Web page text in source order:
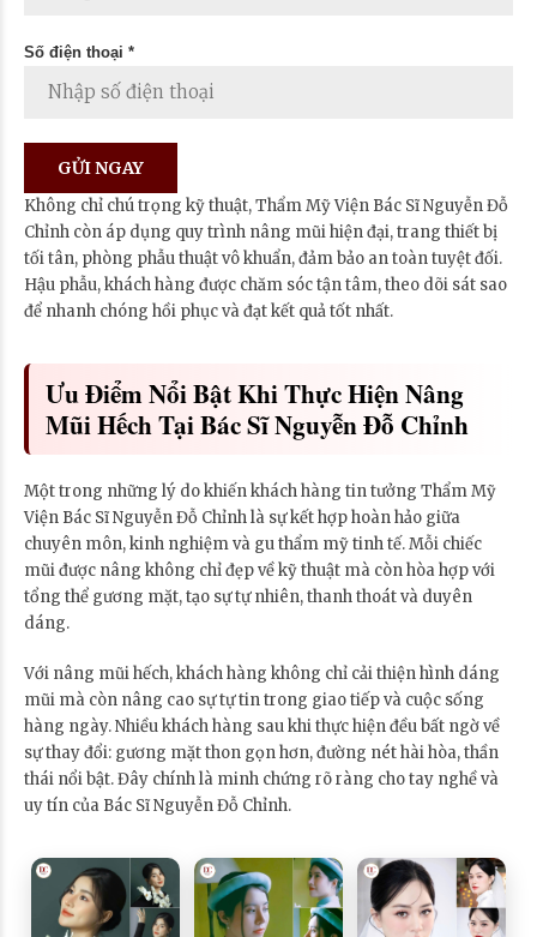
Số điện thoại *
Không chỉ chú trọng kỹ thuật, Thẩm Mỹ Viện Bác Sĩ Nguyễn Đỗ
Chỉnh còn áp dụng quy trình nâng mũi hiện đại, trang thiết bị
tối tân, phòng phẫu thuật vô khuẩn, đảm bảo an toàn tuyệt đối.
Hậu phẫu, khách hàng được chăm sóc tận tâm, theo dõi sát sao
để nhanh chóng hồi phục và đạt kết quả tốt nhất.
Ưu Điểm Nổi Bật Khi Thực Hiện Nâng
Mũi Hếch Tại Bác Sĩ Nguyễn Đỗ Chỉnh
Một trong những lý do khiến khách hàng tin tưởng Thẩm Mỹ
Viện Bác Sĩ Nguyễn Đỗ Chỉnh là sự kết hợp hoàn hảo giữa
chuyên môn, kinh nghiệm và gu thẩm mỹ tinh tế. Mỗi chiếc
mũi được nâng không chỉ đẹp về kỹ thuật mà còn hòa hợp với
tổng thể gương mặt, tạo sự tự nhiên, thanh thoát và duyên
dáng.
Với nâng mũi hếch, khách hàng không chỉ cải thiện hình dáng
mũi mà còn nâng cao sự tự tin trong giao tiếp và cuộc sống
hàng ngày. Nhiều khách hàng sau khi thực hiện đều bất ngờ về
sự thay đổi: gương mặt thon gọn hơn, đường nét hài hòa, thần
thái nổi bật. Đây chính là minh chứng rõ ràng cho tay nghề và
uy tín của Bác Sĩ Nguyễn Đỗ Chỉnh.